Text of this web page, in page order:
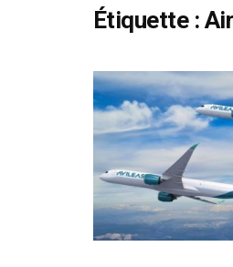
Étiquette :